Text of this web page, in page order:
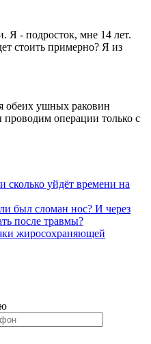
Я - подросток, мне 14 лет.
стоить примерно? Я из
обеих ушных раковин
операции только с
сколько уйдёт времени на
был сломан нос? И через
после травмы?
жиросохраняющей